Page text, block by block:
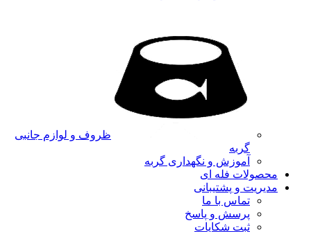
ظروف و لوازم جانبی
گربه
آموزش و نگهداری گربه
محصولات فله ای
مدیریت و پشتیبانی
تماس با ما
پرسش و پاسخ
ثبت شکایات